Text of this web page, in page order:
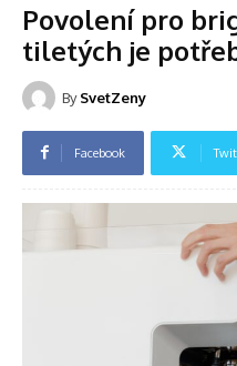
Povolení pro
tiletých je
By SvetZeny
Facebook